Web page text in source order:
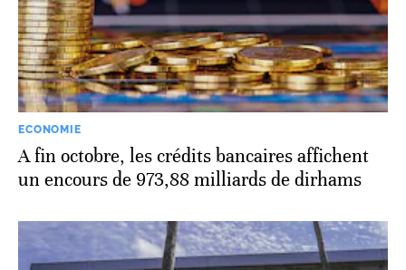
ECONOMIE
A fin octobre, les crédits bancaires affichent
un encours de 973,88 milliards de dirhams